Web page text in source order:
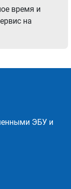
время и
на
ЭБУ и